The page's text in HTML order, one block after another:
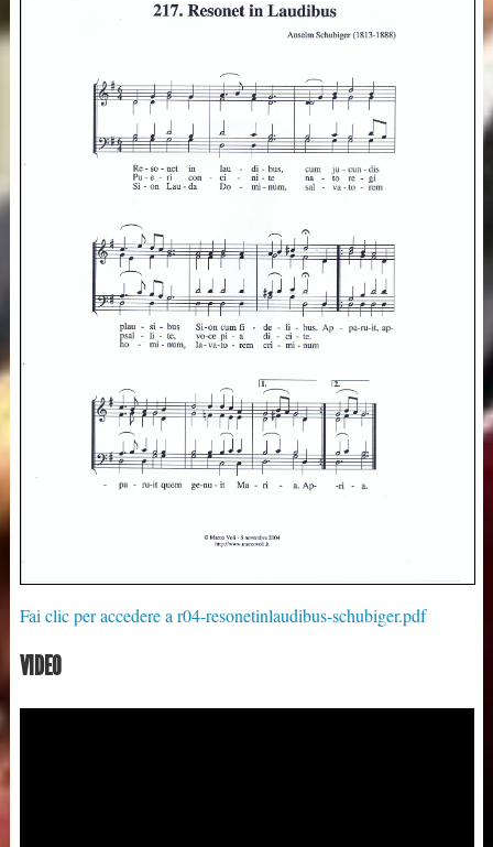
Fai clic per accedere a r04-resonetinlaudibus-schubiger.pdf
VIDEO